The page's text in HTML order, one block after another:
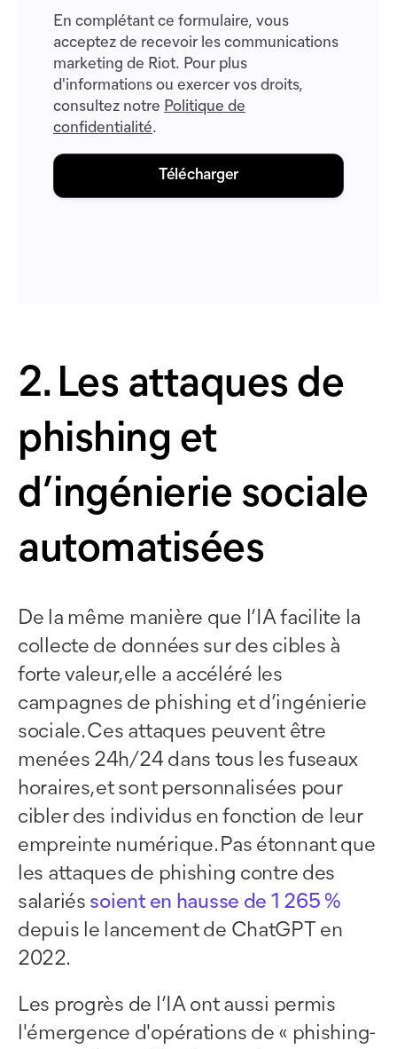
En complétant ce formulaire, vous
acceptez de recevoir les communications
marketing de Riot. Pour plus
d'informations ou exercer vos droits,
consultez notre Politique de
confidentialité.
2. Les attaques de
phishing et
d’ingénierie sociale
automatisées
De la même manière que l’IA facilite la
collecte de données sur des cibles à
forte valeur, elle a accéléré les
campagnes de phishing et d’ingénierie
sociale. Ces attaques peuvent être
menées 24h/24 dans tous les fuseaux
horaires, et sont personnalisées pour
cibler des individus en fonction de leur
empreinte numérique. Pas étonnant que
les attaques de phishing contre des
salariés soient en hausse de 1 265 %
depuis le lancement de ChatGPT en
2022.
Les progrès de l’IA ont aussi permis
l'émergence d'opérations de « phishing-